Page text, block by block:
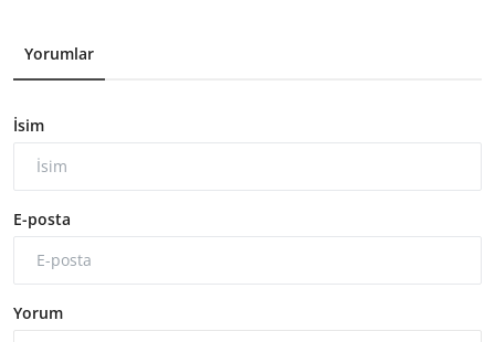
Yorumlar
İsim
E-posta
Yorum